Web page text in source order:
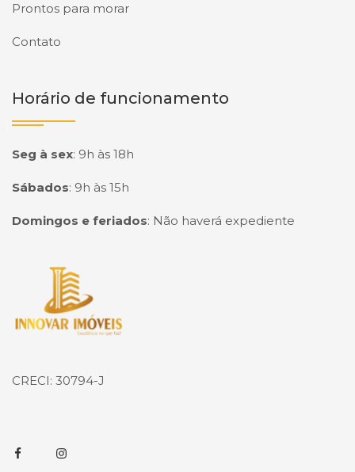
Prontos para morar
Contato
Horário de funcionamento
Seg à sex: 9h às 18h
Sábados: 9h às 15h
Domingos e feriados: Não haverá expediente
Página inicial
CRECI: 30794-J
FacebookInstagram